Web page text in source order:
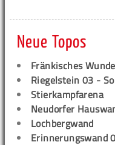
Neue Topos
Fränkisches
Riegelstein 03 -
Stierkampfarena
Neudorfer
Lochbergwand
Erinnerungswand